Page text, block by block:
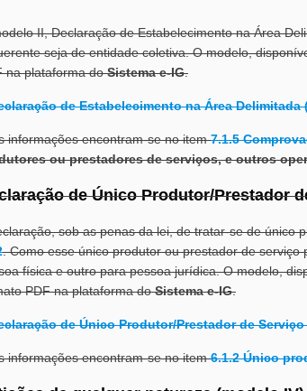
II, Declaração de Estabelecimento na Área
seja de entidade coletiva. O modelo,
na plataforma doSistema e-IG.
de Estabelecimento na Área Delimitada
informações encontram-se no item7.1.5
ou prestadores de serviços, e outros
de Único Produtor/Prestador
sob as penas da lei, de tratar-se de
. Como esse único produtor ou prestador de
física e outro para pessoa jurídica. O modelo,
PDF na plataforma doSistema e-IG.
de Único Produtor/Prestador de
informações encontram-se no item6.1.2 Único